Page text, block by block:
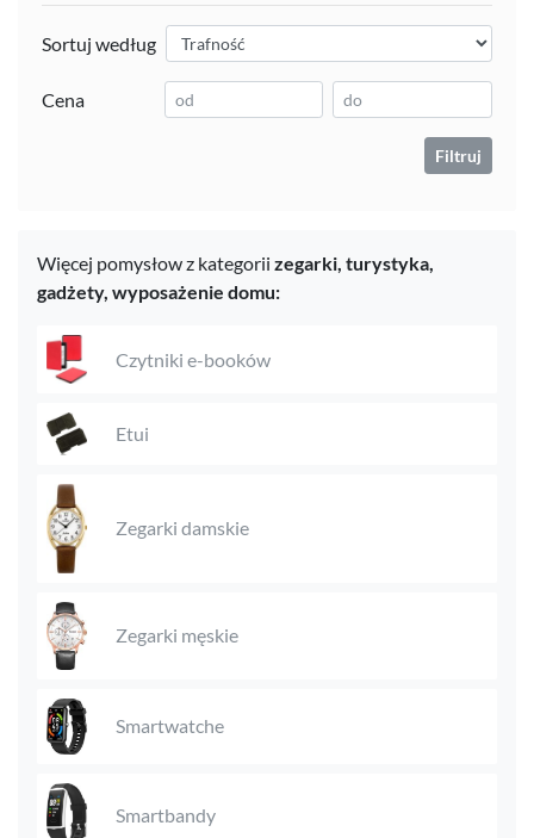
Sortuj według
Cena
Filtruj
Więcej pomysłow z kategorii zegarki, turystyka,
gadżety, wyposażenie domu:
Czytniki e-booków
Etui
Zegarki damskie
Zegarki męskie
Smartwatche
Smartbandy